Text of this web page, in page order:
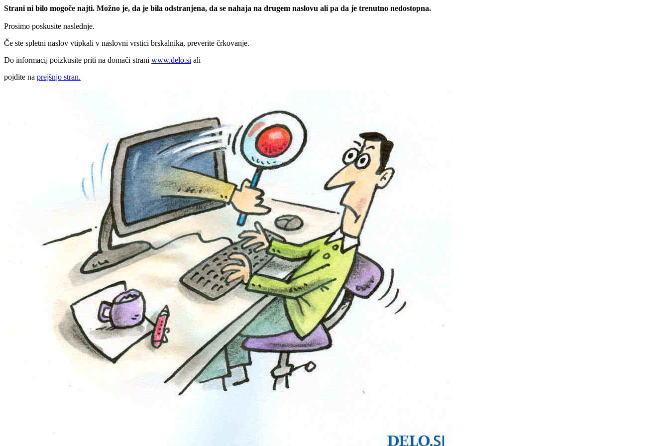
Strani ni bilo mogoče najti. Možno je, da je bila odstranjena, da se nahaja na drugem naslovu ali pa da je trenutno nedostopna.
Prosimo poskusite naslednje.
Če ste spletni naslov vtipkali v naslovni vrstici brskalnika, preverite črkovanje.
Do informacij poizkusite priti na domači strani www.delo.si ali
pojdite na prejšnjo stran.